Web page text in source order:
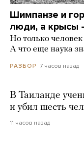
Шимпанзе и
люди, а крысы
Но только
А что еще наука
РАЗБОР 7 часов назад
В Таиланде
и убил шесть
11 часов назад